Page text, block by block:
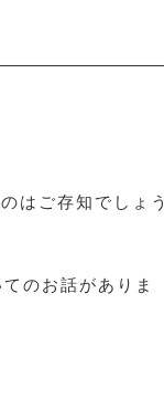
はご存知でしょう
のお話がありま